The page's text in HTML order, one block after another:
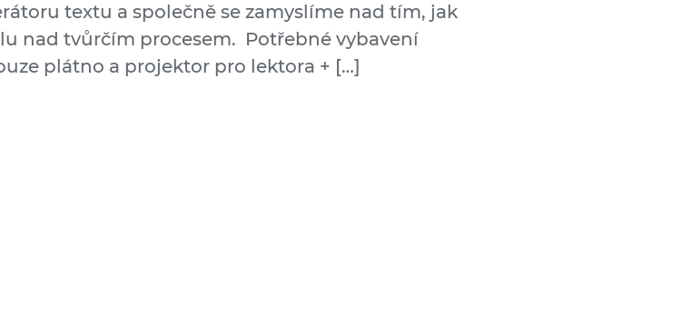
textu a společně se zamyslíme nad tím, jak
nad tvůrčím procesem. Potřebné vybavení
plátno a projektor pro lektora + […]